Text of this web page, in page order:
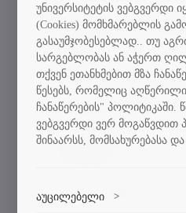
ავტომობილის
შეკეთება;
ავტომობილის
სამკერვალო
ფეხსაცმლისა და
საბაჟო საქმე;
უნივერსიტეტის ვებგვერდი
(Cookies) მომხმარებლის
გასაუმჯობესებლად.. თუ
სარგებლობას ან აჭერთ
თქვენ ეთანხმებით მზა
წესებს, რომელიც
ჩანაწერების" პოლიტიკაში.
ვებგვერდი ვერ მოგაწვდით
შინაარსს, მომსახურებასა და
აუცილებელი >
დაშვება